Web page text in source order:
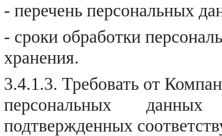
- перечень персональных
- сроки обработки
хранения.
3.4.1.3. Требовать от
персональных
подтвержденных